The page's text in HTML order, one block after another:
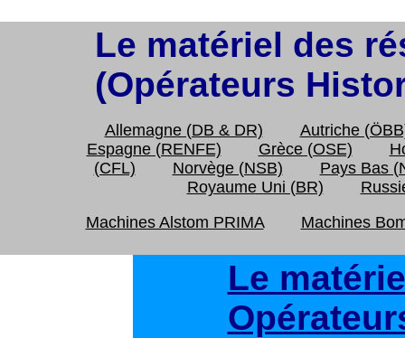
Le matériel des
(Opérateurs
Allemagne (DB & DR)
Autriche
Espagne (RENFE)
Grèce (OSE)
(CFL)
Norvège (NSB)
Pays Bas
Royaume Uni (BR)
Machines Alstom PRIMA
Machines
Le